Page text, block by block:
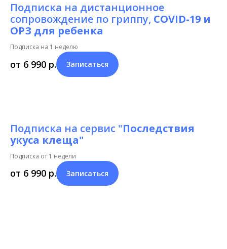
Подписка на дистанционное
сопровождение по гриппу, COVID-19 и
ОРЗ для ребенка
Подписка на 1 неделю
от 6 990 р. Записаться
Подписка на сервис "Последствия
укуса клеща"
Подписка от 1 недели
от 6 990 р. Записаться